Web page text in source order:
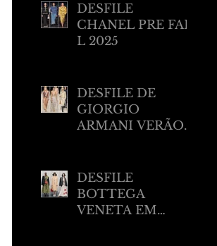
DESFILE
CHANEL PRE FAL
L 2025
DESFILE DE
GIORGIO
ARMANI VERÃO
DESFILE
BOTTEGA
VENETA EM